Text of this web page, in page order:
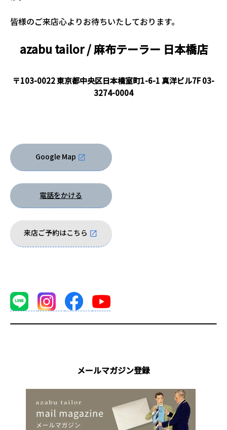
皆様のご来店心よりお待ちいたしております。
azabu tailor / 麻布テーラー 日本橋店
〒103-0022 東京都中央区日本橋室町1-6-1 真洋ビル7F03-
3274-0004
Google Map
電話をかける
来店ご予約はこちら
メールマガジン登録